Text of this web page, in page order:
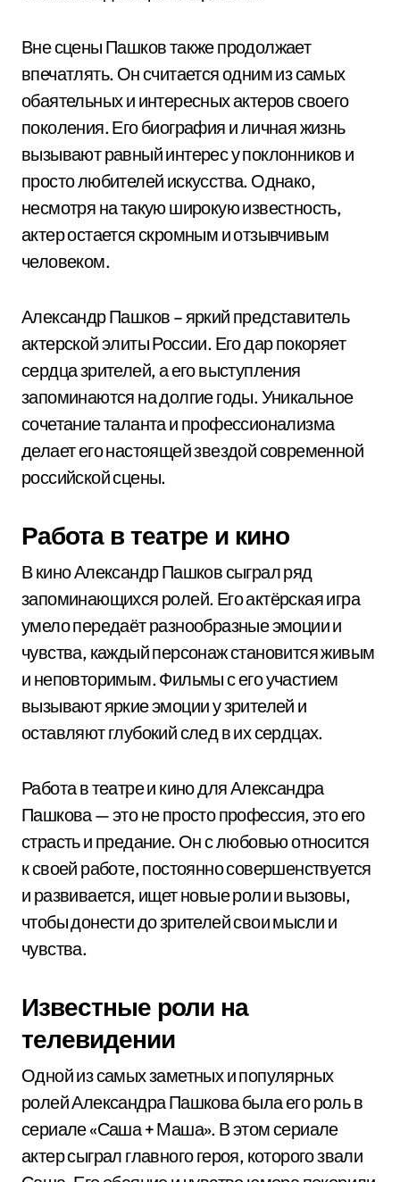
Вне сцены Пашков также продолжает
впечатлять. Он считается одним из самых
обаятельных и интересных актеров своего
поколения. Его биография и личная жизнь
вызывают равный интерес у поклонников и
просто любителей искусства. Однако,
несмотря на такую широкую известность,
актер остается скромным и отзывчивым
человеком.
Александр Пашков – яркий представитель
актерской элиты России. Его дар покоряет
сердца зрителей, а его выступления
запоминаются на долгие годы. Уникальное
сочетание таланта и профессионализма
делает его настоящей звездой современной
российской сцены.
Работа в театре и кино
В кино Александр Пашков сыграл ряд
запоминающихся ролей. Его актёрская игра
умело передаёт разнообразные эмоции и
чувства, каждый персонаж становится живым
и неповторимым. Фильмы с его участием
вызывают яркие эмоции у зрителей и
оставляют глубокий след в их сердцах.
Работа в театре и кино для Александра
Пашкова — это не просто профессия, это его
страсть и предание. Он с любовью относится
к своей работе, постоянно совершенствуется
и развивается, ищет новые роли и вызовы,
чтобы донести до зрителей свои мысли и
чувства.
Известные роли на
телевидении
Одной из самых заметных и популярных
ролей Александра Пашкова была его роль в
сериале «Саша + Маша». В этом сериале
актер сыграл главного героя, которого звали